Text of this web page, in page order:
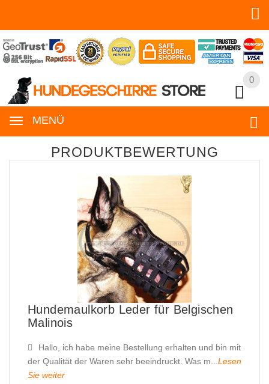
0
MENÜ
0
PRODUKTBEWERTUNG
Hundemaulkorb Leder für Belgischen
Malinois
Hallo, ich habe meine Bestellung erhalten und bin mit
der Qualität der Waren sehr beeindruckt. Was m...Lesen
Sie weiter